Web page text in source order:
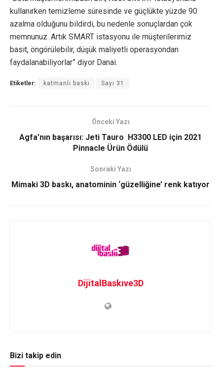
kullanırken temizleme süresinde ve güçlükte yüzde 90
azalma olduğunu bildirdi, bu nedenle sonuçlardan çok
memnunuz. Artık SMART istasyonu ile müşterilerimiz
basit, öngörülebilir, düşük maliyetli operasyondan
faydalanabiliyorlar” diyor Danai.
Etiketler: katmanlı baskı Sayı 31
Önceki Yazı
Agfa’nın başarısı: Jeti Tauro H3300 LED için 2021
Pinnacle Ürün Ödülü
Sonraki Yazı
Mimaki 3D baskı, anatominin ‘güzelliğine’ renk katıyor
DijitalBaskıve3D
Bizi takip edin